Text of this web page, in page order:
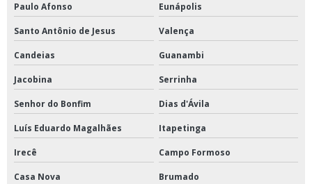
Paulo Afonso Eunápolis
Santo Antônio de Jesus Valença
Candeias Guanambi
Jacobina Serrinha
Senhor do Bonfim Dias d'Ávila
Luís Eduardo Magalhães Itapetinga
Irecê Campo Formoso
Casa Nova Brumado